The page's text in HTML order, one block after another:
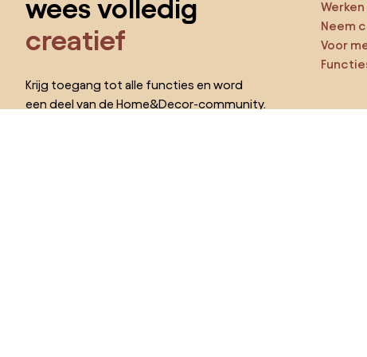
wees volledig
creatief
Krijg toegang tot alle functies en word
een deel van de Home&Decor-community.
Werken
Neem
Voor